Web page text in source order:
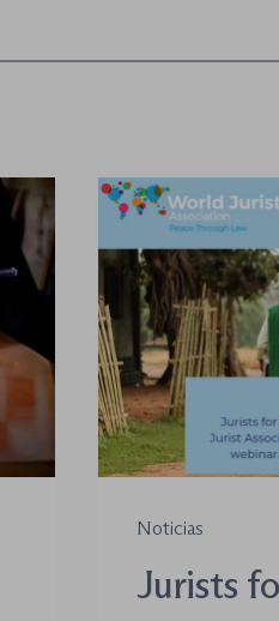
Noticias
Jurists